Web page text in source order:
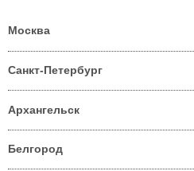
Москва
Санкт-Петербург
Архангельск
Белгород